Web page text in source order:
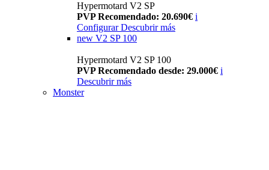
Hypermotard V2 SP
PVP Recomendado: 20.690€ i
Configurar Descubrir más
new V2 SP 100
Hypermotard V2 SP 100
PVP Recomendado desde: 29.000€ i
Descubrir más
Monster